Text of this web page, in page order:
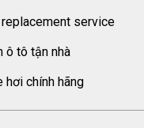
service
ô tô tận nhà
hơi chính hãng